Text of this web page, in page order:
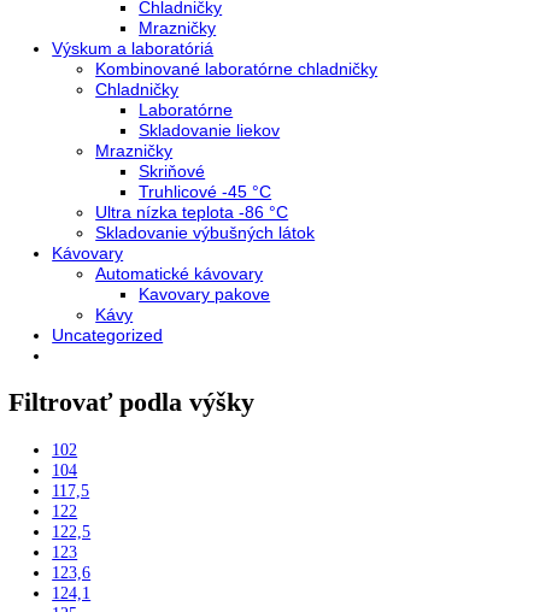
Gastro prevádzky
Kombinované chladničky
Chladničky
Nepresklenné dvere
Presklenné dvere
Mrazničky
Skriňové mrazničky
Nepresklenné dvere
Presklenné dvere
Truhlicové mrazničky
Presklenné dvere
Chladnie nápojov
Skriňové
Pekárne
Chladničky
Výskum a laboratóriá